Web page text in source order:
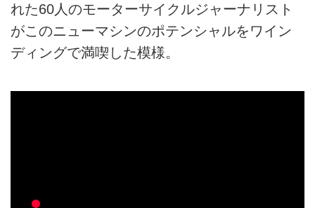
れた60人のモーターサイクルジャーナリスト
がこのニューマシンのポテンシャルをワイン
ディングで満喫した模様。